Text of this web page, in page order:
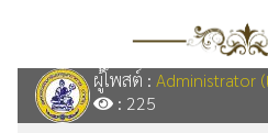
ผู้โพสต์ : Administrator
: 225